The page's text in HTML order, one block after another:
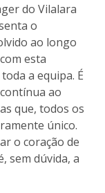
do Vilalara
o
ao longo
esta
a equipa. É
ao
que, todos os
único.
o coração de
sem dúvida, a